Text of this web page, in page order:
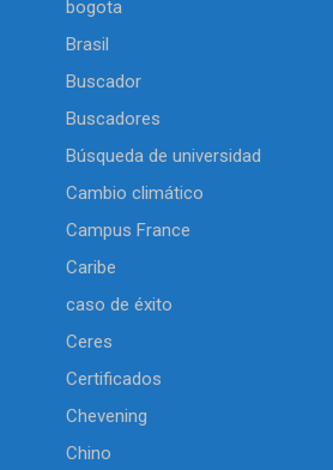
bogota
Brasil
Buscador
Buscadores
Búsqueda de universidad
Cambio climático
Campus France
Caribe
caso de éxito
Ceres
Certificados
Chevening
Chino